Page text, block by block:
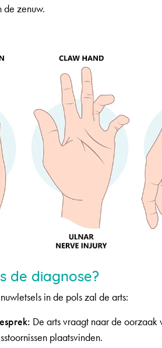
de zenuw.
de diagnose?
in de pols zal de arts:
De arts vraagt naar de oorzaak
plaatsvinden.